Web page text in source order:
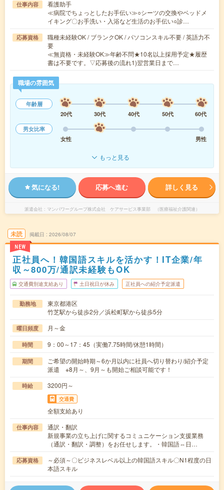
仕事内容
看護助手
≪病院でちょっとしたお手伝い≫○シーツの交換やベッドメ
イキング〇お手洗い・入浴など生活のお手伝い○診…
応募資格
職種未経験OK / ブランクOK / パソコンスキル不要 / 英語力不
要
≪無資格・未経験OK≫年齢不問★10名以上採用予定★履歴
書は不要です。▽応募後の流れ1)翌営業日まで…
職場の雰囲気
年齢層
20代
30代 40代 50代
60代
男女比率
女性
男性
もっと見る
気になる! 応募へ進む 詳しく見る
派遣会社 マンパワーグループ株式会社 ケアサービス事業部 （医療福祉介護関連）
未読
NEW
掲載日 2026/08/07
正社員へ！韓国語スキルを活かす！IT企業/年
収～800万/通訳未経験もOK
交通費別途支給あり 土日祝日が休み 正社員への紹介予定派遣
勤務地
東京都港区
竹芝駅から徒歩2分／浜松町駅から徒歩5分
曜日頻度 月～金
時間 9：00～17：45（実働7.75時間/休憩1時間）
期間
ご希望の開始時期～6か月以内に社員へ切り替わり/紹介予定
派遣 ※8月～、9月～も開始ご相談可能です！
時給 3200円～
交通費
全額支給あり
仕事内容
通訳・翻訳
新規事業の立ち上げに関するコミュニケーション支援業務
（通訳・翻訳・調整）をお任せします。・韓国語⇔日…
応募資格
～必須～〇ビジネスレベル以上の韓国語スキル〇N1程度の日
本語スキル